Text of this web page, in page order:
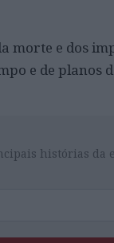
morte e dos
e de planos
histórias da